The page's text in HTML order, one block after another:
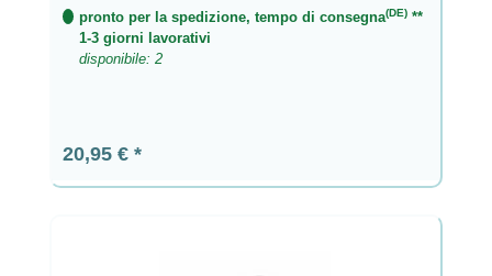
pronto per la spedizione, tempo di consegna(DE) **
1-3 giorni lavorativi
disponibile: 2
Prezzo normale:
20,95 €